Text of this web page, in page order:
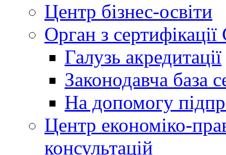
Центр бізнес-освіти
Орган з
Галузь акредитації
Законодавча база
На допомогу
Центр економіко-
консультацій